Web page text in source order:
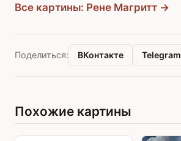
Все картины: Рене Магритт →
Поделиться: ВКонтакте Telegram
Похожие картины